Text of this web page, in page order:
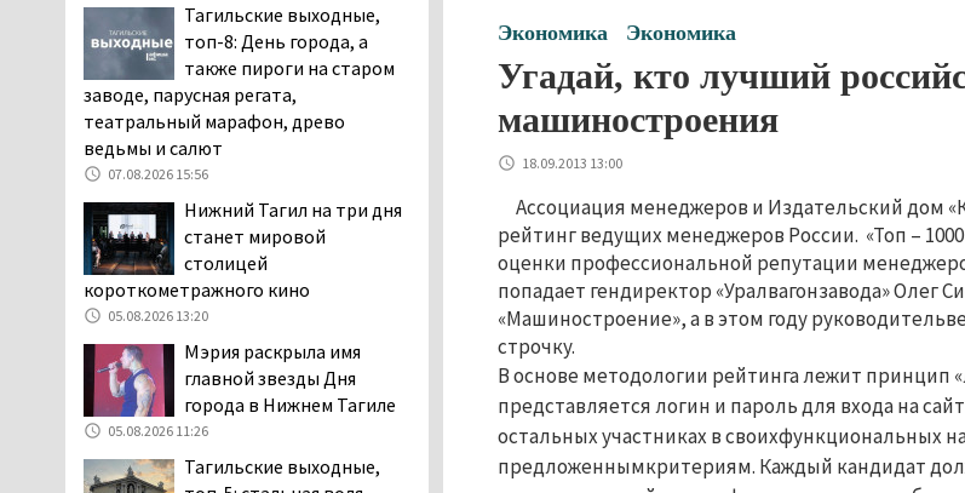
Экономика Экономика
Угадай, кто лучший
машиностроения
18.09.2013 13:00
Ассоциация менеджеров и Издательский дом
рейтинг ведущих менеджеров России. «Топ –
оценки профессиональной репутации
попадает гендиректор «Уралвагонзавода» Олег
«Машиностроение», а в этом году
строчку.
В основе методологии рейтинга лежит
представляется логин и пароль для входа на
остальных участниках в своихфункциональных
предложеннымкритериям. Каждый кандидат
06.08.2026 11:41
«Я уверен, это бельевая
вошь». Родители 10-
летней девочки
пожаловались на кровососущих
паразитов, которые искусали их
Нижнего Тагила
05.08.2026 17:59
Директора уральского
предприятия по
«Упырь» подорвали в автомобиле
под Екатеринбургом
05.08.2026 17:05
причины массового мора
Тагильские выходные,
топ-8: День города, а
также пироги на старом
заводе, парусная регата,
театральный марафон, древо
ведьмы и салют
07.08.2026 15:56
Нижний Тагил на три дня
станет мировой
столицей
короткометражного кино
05.08.2026 13:20
Мэрия раскрыла имя
главной звезды Дня
города в Нижнем Тагиле
05.08.2026 11:26
Тагильские выходные,